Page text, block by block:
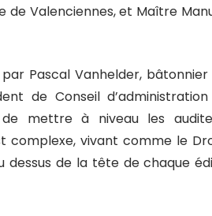
de Valenciennes, et Maître
Pascal Vanhelder,
de Conseil
mettre à niveau les
complexe, vivant comme le
dessus de la tête de chaque